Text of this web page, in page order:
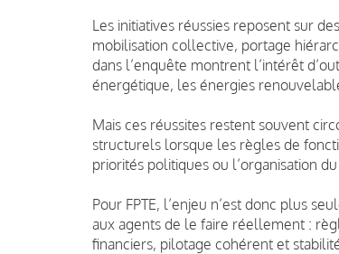
Les initiatives réussies reposent sur
mobilisation collective, portage
dans l’enquête montrent l’intérêt
énergétique, les énergies
Mais ces réussites restent souvent
structurels lorsque les règles de
priorités politiques ou l’organisation
Pour FPTE, l’enjeu n’est donc plus
aux agents de le faire réellement :
financiers, pilotage cohérent et